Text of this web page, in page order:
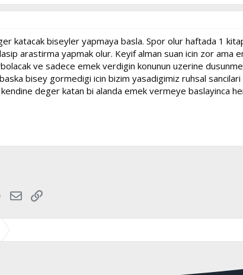
katacak biseyler yapmaya basla. Spor olur haftada 1
arastirma yapmak olur. Keyif alman suan icin zor
ve sadece emek verdigin konunun uzerine
bisey gormedigi icin bizim yasadigimiz ruhsal
deger katan bi alanda emek vermeye baslayinca
WhatsApp
E-posta